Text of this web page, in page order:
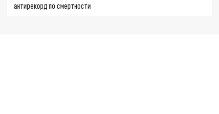
антирекорд по смертности